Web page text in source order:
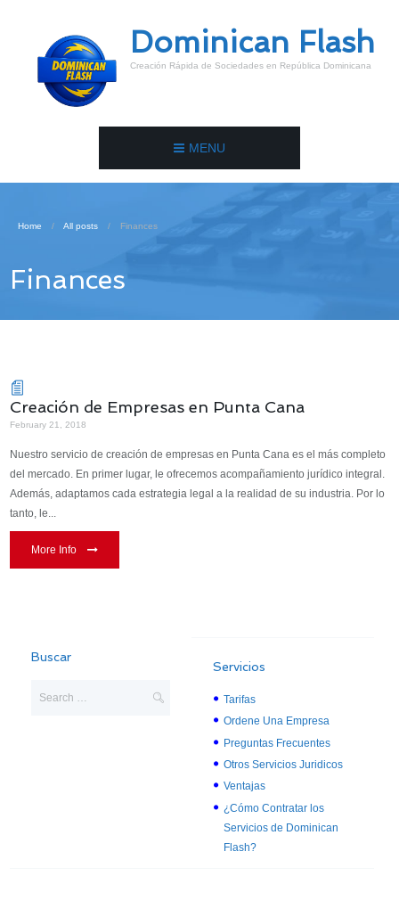
Dominican Flash
Creación Rápida de Sociedades en República Dominicana
MENU
Home All posts Finances
Finances
Creación de Empresas en Punta Cana
February 21, 2018
Nuestro servicio de creación de empresas en Punta Cana es el más completo
del mercado. En primer lugar, le ofrecemos acompañamiento jurídico integral.
Además, adaptamos cada estrategia legal a la realidad de su industria. Por lo
tanto, le...
More Info
Buscar
Servicios
Tarifas
Ordene Una Empresa
Preguntas Frecuentes
Otros Servicios Juridicos
Ventajas
¿Cómo Contratar los
Servicios de Dominican
Flash?